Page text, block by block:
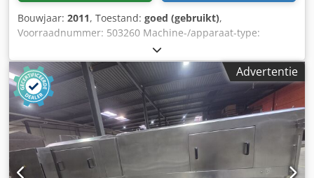
Bouwjaar: 2011, Toestand: goed (gebruikt),
Voorraadnummer: 503260 Machine-/apparaat-type:
Drooglucht droger Fabrikant: Amboss+Langbein Type:
Sectiedroger H150 Bouwjaar: 2011 Sectiedroger H 150 met
8 sectievaten van elk 100 l Op verzoek ook leverbaar met
materiaalstation en vacuüminstallatie. Ketelinhoud: 7 x
100 L Luchtcapaciteit: 400 m³/u De sectiedrogers van
Amboss+Langbein zijn geschikt voor energiezuinige,
stationaire en mobiele droging. Dankzij het modulaire
systeem van Amboss+Langbein kan de drooginstallatie
individueel aan de operationele eisen worden aangepast
Advertentie